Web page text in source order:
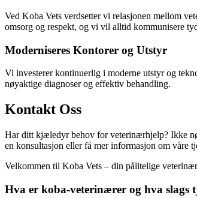
Ved Koba Vets verdsetter vi relasjonen mellom
omsorg og respekt, og vi vil alltid kommunisere
Moderniseres Kontorer og Utstyr
Vi investerer kontinuerlig i moderne utstyr og
nøyaktige diagnoser og effektiv behandling.
Kontakt Oss
Har ditt kjæledyr behov for veterinærhjelp? Ikke
en konsultasjon eller få mer informasjon om våre
Velkommen til Koba Vets – din pålitelige
Hva er koba-veterinærer og hva slags